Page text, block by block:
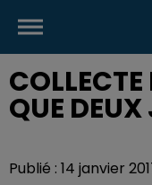
COLLECTE
QUE
Publié : 14 janvier